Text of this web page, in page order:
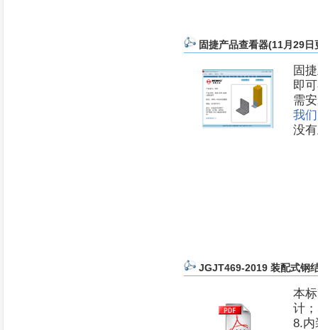
固捷产品查看器(11月29日
固
即
需
我
没
JGJT469-2019 装配式钢
本
计
8.内